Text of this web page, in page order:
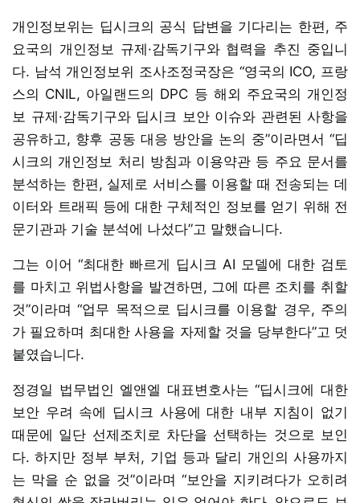
개인정보위는 딥시크의 공식 답변을 기다리는 한편, 주
요국의 개인정보 규제·감독기구와 협력을 추진 중입니
다. 남석 개인정보위 조사조정국장은 “영국의 ICO, 프랑
스의 CNIL, 아일랜드의 DPC 등 해외 주요국의 개인정
보 규제·감독기구와 딥시크 보안 이슈와 관련된 사항을
공유하고, 향후 공동 대응 방안을 논의 중”이라면서 “딥
시크의 개인정보 처리 방침과 이용약관 등 주요 문서를
분석하는 한편, 실제로 서비스를 이용할 때 전송되는 데
이터와 트래픽 등에 대한 구체적인 정보를 얻기 위해 전
문기관과 기술 분석에 나섰다”고 말했습니다.
그는 이어 “최대한 빠르게 딥시크 AI 모델에 대한 검토
를 마치고 위법사항을 발견하면, 그에 따른 조치를 취할
것”이라며 “업무 목적으로 딥시크를 이용할 경우, 주의
가 필요하며 최대한 사용을 자제할 것을 당부한다”고 덧
붙였습니다.
정경일 법무법인 엘앤엘 대표변호사는 “딥시크에 대한
보안 우려 속에 딥시크 사용에 대한 내부 지침이 없기
때문에 일단 선제조치로 차단을 선택하는 것으로 보인
다. 하지만 정부 부처, 기업 등과 달리 개인의 사용까지
는 막을 순 없을 것”이라며 “보안을 지키려다가 오히려